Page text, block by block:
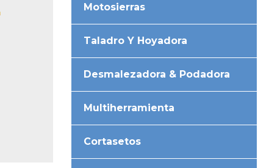
Motosierras
Taladro Y Hoyadora
Desmalezadora & Podadora
Multiherramienta
Cortasetos